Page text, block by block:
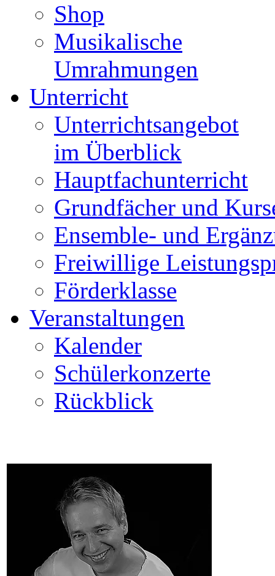
Shop
Musikalische
Umrahmungen
Unterricht
Unterrichtsangebot
im Überblick
Hauptfachunterricht
Grundfächer und
Ensemble- und
Freiwillige
Förderklasse
Veranstaltungen
Kalender
Schülerkonzerte
Rückblick